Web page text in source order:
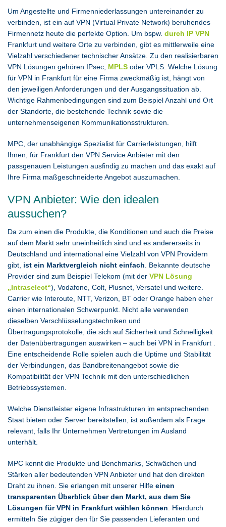
Um Angestellte und Firmenniederlassungen untereinander zu
verbinden, ist ein auf VPN (Virtual Private Network) beruhendes
Firmennetz heute die perfekte Option. Um bspw. durch IP VPN
Frankfurt und weitere Orte zu verbinden, gibt es mittlerweile eine
Vielzahl verschiedener technischer Ansätze. Zu den realisierbaren
VPN Lösungen gehören IPsec, MPLS oder VPLS. Welche Lösung
für VPN in Frankfurt für eine Firma zweckmäßig ist, hängt von
den jeweiligen Anforderungen und der Ausgangssituation ab.
Wichtige Rahmenbedingungen sind zum Beispiel Anzahl und Ort
der Standorte, die bestehende Technik sowie die
unternehmenseigenen Kommunikationsstrukturen.
MPC, der unabhängige Spezialist für Carrierleistungen, hilft
Ihnen, für Frankfurt den VPN Service Anbieter mit den
passgenauen Leistungen ausfindig zu machen und das exakt auf
Ihre Firma maßgeschneiderte Angebot auszumachen.
VPN Anbieter: Wie den idealen
aussuchen?
Da zum einen die Produkte, die Konditionen und auch die Preise
auf dem Markt sehr uneinheitlich sind und es andererseits in
Deutschland und international eine Vielzahl von VPN Providern
gibt, ist ein Marktvergleich nicht einfach . Bekannte deutsche
Provider sind zum Beispiel Telekom (mit der VPN Lösung
„Intraselect“), Vodafone, Colt, Plusnet, Versatel und weitere.
Carrier wie Interoute, NTT, Verizon, BT oder Orange haben eher
einen internationalen Schwerpunkt. Nicht alle verwenden
dieselben Verschlüsselungstechniken und
Übertragungsprotokolle, die sich auf Sicherheit und Schnelligkeit
der Datenübertragungen auswirken – auch bei VPN in Frankfurt .
Eine entscheidende Rolle spielen auch die Uptime und Stabilität
der Verbindungen, das Bandbreitenangebot sowie die
Kompatibilität der VPN Technik mit den unterschiedlichen
Betriebssystemen.
Welche Dienstleister eigene Infrastrukturen im entsprechenden
Staat bieten oder Server bereitstellen, ist außerdem als Frage
relevant, falls Ihr Unternehmen Vertretungen im Ausland
unterhält.
MPC kennt die Produkte und Benchmarks, Schwächen und
Stärken aller bedeutenden VPN Anbieter und hat den direkten
Draht zu ihnen. Sie erlangen mit unserer Hilfe einen
transparenten Überblick über den Markt, aus dem Sie
Lösungen für VPN in Frankfurt wählen können . Hierdurch
ermitteln Sie zügiger den für Sie passenden Lieferanten und